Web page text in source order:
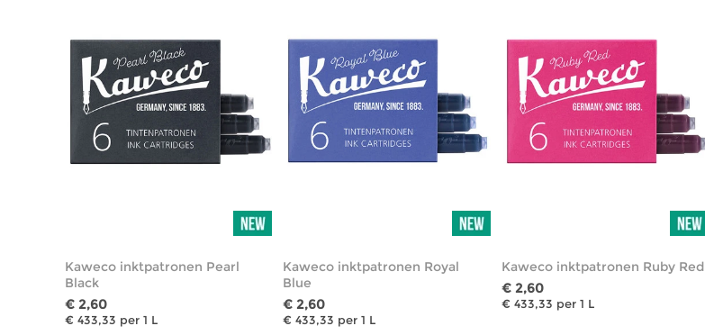
Kaweco inktpatronen Pearl
Black
€ 2,60
€ 433,33 per 1 L
Kaweco inktpatronen Royal
Blue
€ 2,60
€ 433,33 per 1 L
Kaweco inktpatronen Ruby Red
€ 2,60
€ 433,33 per 1 L